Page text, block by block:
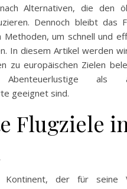
Alternativen, die den
Dennoch bleibt das
um schnell und
In diesem Artikel werden
zu europäischen Zielen
als
geeignet sind.
Flugziele
der für seine